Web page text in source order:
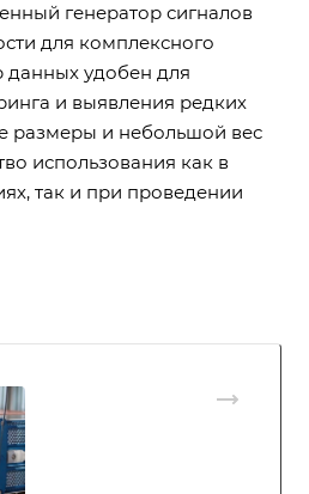
генератор сигналов
для комплексного
данных удобен для
и выявления редких
размеры и небольшой вес
использования как в
так и при проведении